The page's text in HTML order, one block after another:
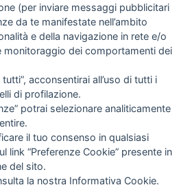
Vedi tutti
(per inviare messaggi pubblicitari
da te manifestate nell’ambito
e della navigazione in rete e/o
monitoraggio dei comportamenti dei
acconsentirai all’uso di tutti i
di profilazione.
potrai selezionare analiticamente
il tuo consenso in qualsiasi
link “Preferenze Cookie” presente in
del sito.
la nostra Informativa Cookie.